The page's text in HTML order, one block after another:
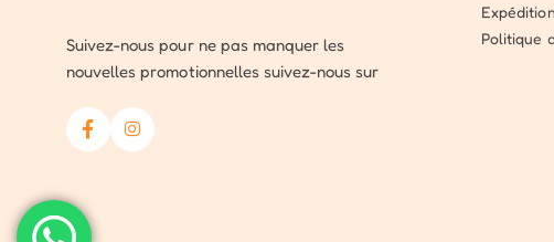
Suivez-nous pour ne pas manquer les
nouvelles promotionnelles suivez-nous sur
Politique